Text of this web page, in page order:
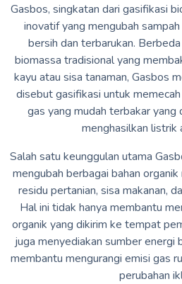
Gasbos, singkatan dari gasifikasi
inovatif yang mengubah
bersih dan terbarukan.
biomassa tradisional yang
kayu atau sisa tanaman, Gasbos
disebut gasifikasi untuk
gas yang mudah terbakar yang
menghasilkan listrik
Salah satu keunggulan utama
mengubah berbagai bahan
residu pertanian, sisa makanan,
Hal ini tidak hanya membantu
organik yang dikirim ke tempat
juga menyediakan sumber energi
membantu mengurangi emisi gas
perubahan